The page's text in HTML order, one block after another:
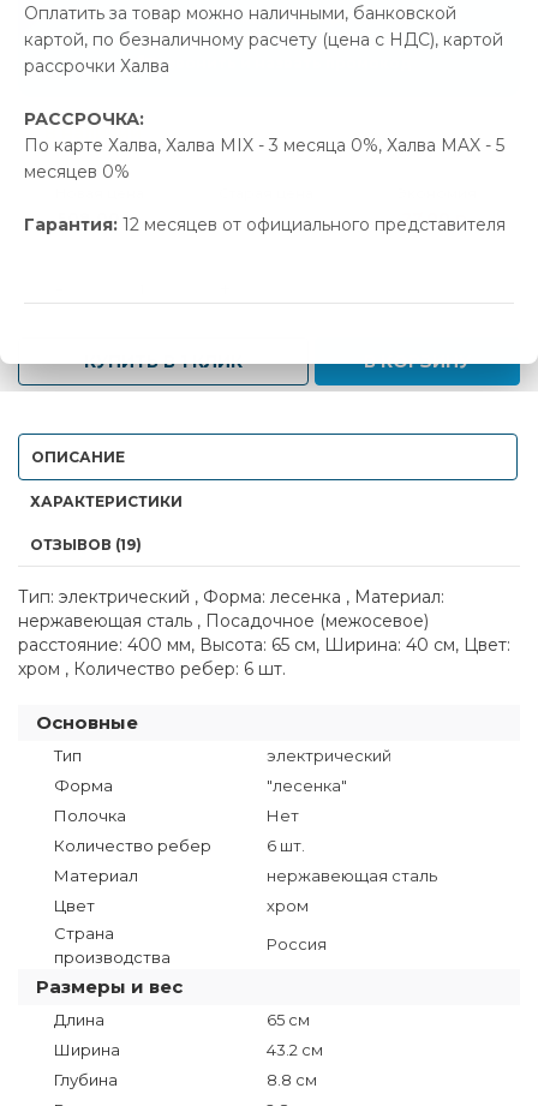
Оплатить за товар можно наличными, банковской
картой, по безналичному расчету (цена с НДС), картой
рассрочки Халва
РАССРОЧКА:
По карте Халва, Халва MIX - 3 месяца 0%, Халва MAX - 5
месяцев 0%
Гарантия: 12 месяцев от официального представителя
Экономия27.00 р.
Позвонить и назвать промокод
В наличии
508.00 р. 535.00 р. 27.00 р.
КУПИТЬ В 1 КЛИК В КОРЗИНУ
ОПИСАНИЕ
ХАРАКТЕРИСТИКИ
ОТЗЫВОВ (19)
Тип: электрический , Форма: лесенка , Материал:
нержавеющая сталь , Посадочное (межосевое)
расстояние: 400 мм, Высота: 65 см, Ширина: 40 см, Цвет:
хром , Количество ребер: 6 шт.
Основные
Тип
электрический
Форма
"лесенка"
Полочка
Нет
Количество ребер
6 шт.
Материал
нержавеющая сталь
Цвет
хром
Страна
производства
Россия
Размеры и вес
Длина
65 см
Ширина
43.2 см
Глубина
8.8 см